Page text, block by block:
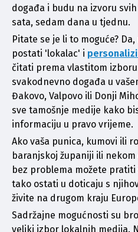
događa i budu na izvoru
sata, sedam dana u tjednu.
Pitate se je li to moguće?
postati 'lokalac' i
čitati prema vlastitom
svakodnevno događa u
Đakovo, Valpovo ili Donji
sve tamošnje medije kako
informaciju u pravo vrijeme.
Ako vaša punica, kumovi ili
baranjskoj županiji ili
bez problema možete
tako ostati u doticaju s
živite na drugom kraju
Sadržajne mogućnosti su
veliki izbor lokalnih medija.